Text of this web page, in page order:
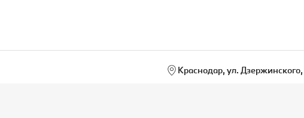
Краснодар, ул. Дзержинского,